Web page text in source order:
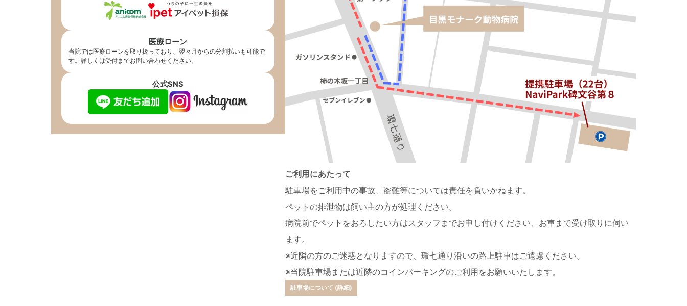
医療ローン
当院では医療ローンを取り扱っており、翌々月からの分割払いも可能で
す。詳しくは受付までお問い合わせください。
公式SNS
ご利用にあたって
駐車場をご利用中の事故、盗難等については責任を負いかねます。
ペットの排泄物は飼い主の方が処理ください。
病院前でペットをおろしたい方はスタッフまでお申し付けください、お車まで受け取りに伺い
ます。
※近隣の方のご迷惑となりますので、環七通り沿いの路上駐車はご遠慮ください。
※当院駐車場または近隣のコインパーキングのご利用をお願いいたします。
駐車場について (詳細)